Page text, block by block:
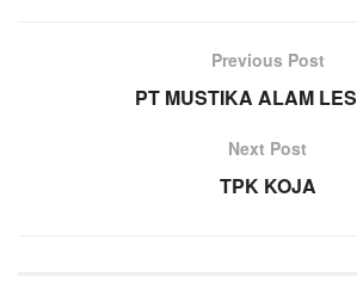
Previous Post
PT MUSTIKA ALAM
Next Post
TPK KOJA